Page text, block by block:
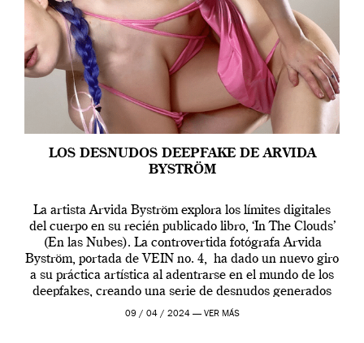
LOS DESNUDOS DEEPFAKE DE ARVIDA
BYSTRÖM
La artista Arvida Byström explora los límites digitales
del cuerpo en su recién publicado libro, ‘In The Clouds’
(En las Nubes). La controvertida fotógrafa Arvida
Byström, portada de VEIN no. 4, ha dado un nuevo giro
a su práctica artística al adentrarse en el mundo de los
deepfakes, creando una serie de desnudos generados
por […]
09 / 04 / 2024 — VER MÁS